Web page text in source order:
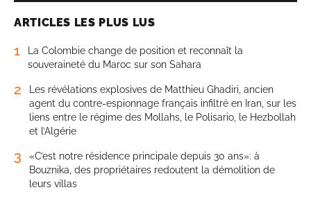
ARTICLES LES PLUS LUS
1
La Colombie change de position et reconnaît la
souveraineté du Maroc sur son Sahara
2
Les révélations explosives de Matthieu Ghadiri, ancien
agent du contre-espionnage français infiltré en Iran, sur les
liens entre le régime des Mollahs, le Polisario, le Hezbollah
et l’Algérie
3
«C’est notre résidence principale depuis 30 ans»: à
Bouznika, des propriétaires redoutent la démolition de
leurs villas